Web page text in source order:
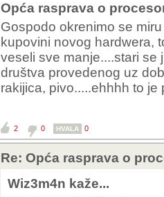
Opća rasprava o
Gospodo okrenimo se
kupovini novog hardwera,
veseli sve manje....stari se
društva provedenog uz
rakijica, pivo.....ehhhh to je
2 0 HVALA 0
Re: Opća rasprava o
Wiz3m4n kaže...